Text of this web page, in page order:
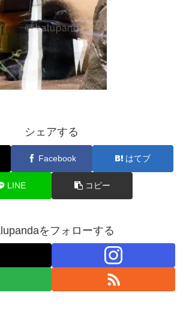
シェアする
Facebook はてブ
LINE コピー
をフォローする